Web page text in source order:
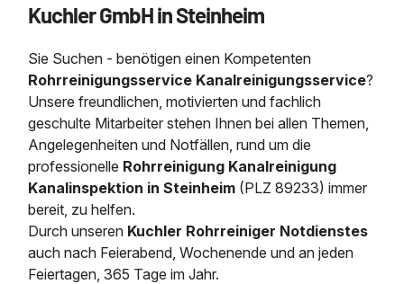
Kanalreinigung
Kanalinspektion
Grubenentleerung
24h Notdienst
Kosten Preise
Wasserhaltung
Entleerung und Reinigung
Grubenentleerung und
Sickerschacht Reinigung
Abfallzwischenlager
Austausch von
Geschosssandfang
Fettabscheider
Saugbagger / LuftförderanlageSaugbagger für Tiefbau
Saugbagger und Pumpen
Fermenter-Entleerung
Regenrückhaltebecken
Entschlammung
Trockensaugen von
etc.
Weitere Services mit
Heizung / Sanitär
Tiefbau
Unternehmen
Zertifikate /
Stellenangebote
Kuchler GmbH in Steinheim
Sie Suchen - benötigen einen Kompetenten
Rohrreinigungsservice Kanalreinigungsservice?
Unsere freundlichen, motivierten und fachlich
geschulte Mitarbeiter stehen Ihnen bei allen Themen,
Angelegenheiten und Notfällen, rund um die
professionelle Rohrreinigung Kanalreinigung
Kanalinspektion in Steinheim (PLZ 89233) immer
bereit, zu helfen.
Durch unseren Kuchler Rohrreiniger Notdienstes
auch nach Feierabend, Wochenende und an jeden
Feiertagen, 365 Tage im Jahr.